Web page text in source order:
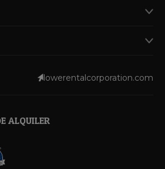
lowerentalcorporation.com
ALQUILER